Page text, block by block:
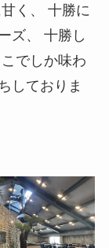
く、 十勝に
ズ、 十勝し
でしか味わ
しておりま